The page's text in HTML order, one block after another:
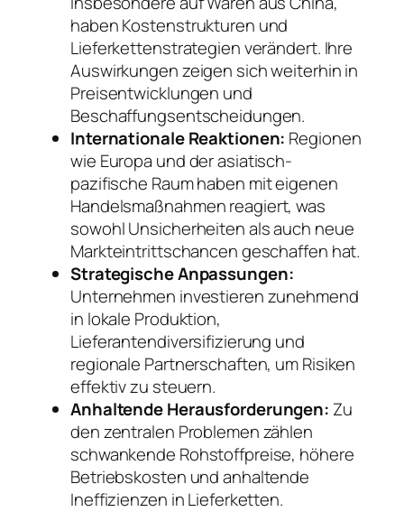
haben Kostenstrukturen und
Lieferkettenstrategien verändert. Ihre
Auswirkungen zeigen sich weiterhin in
Preisentwicklungen und
Beschaffungsentscheidungen.
Internationale Reaktionen: Regionen
wie Europa und der asiatisch-
pazifische Raum haben mit eigenen
Handelsmaßnahmen reagiert, was
sowohl Unsicherheiten als auch neue
Markteintrittschancen geschaffen hat.
Strategische Anpassungen:
Unternehmen investieren zunehmend
in lokale Produktion,
Lieferantendiversifizierung und
regionale Partnerschaften, um Risiken
effektiv zu steuern.
Anhaltende Herausforderungen: Zu
den zentralen Problemen zählen
schwankende Rohstoffpreise, höhere
Betriebskosten und anhaltende
Ineffizienzen in Lieferketten.